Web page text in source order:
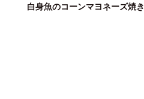
白身魚のコーンマヨネーズ焼き